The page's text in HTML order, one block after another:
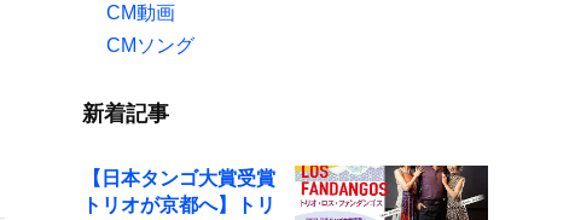
CM動画
CMソング
新着記事
【日本タンゴ大賞受賞
トリオが京都へ】トリ